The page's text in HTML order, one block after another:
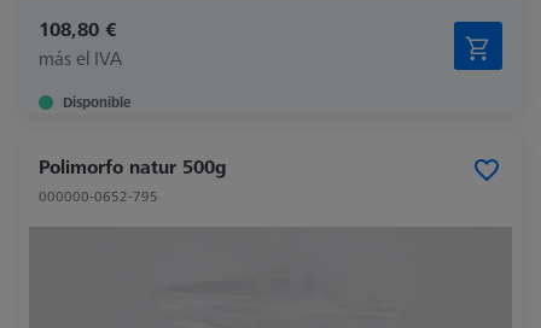
108,80 €
más el IVA
Disponible
Polimorfo natur 500g
000000-0652-795